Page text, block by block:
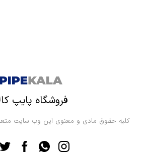
فروشگاه پایپ
کلیه حقوق مادی و معنوی این وب سایت